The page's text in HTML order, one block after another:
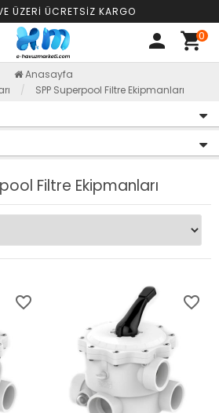
ÜZERİ ÜCRETSİZ KARGO
person shopping_cart0
Anasayfa
SPP Superpool Filtre Ekipmanları
Filtre Ekipmanları
favorite_border favorite_border